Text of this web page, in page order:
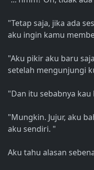
"Tetap saja, jika ada
aku ingin kamu
"Aku pikir aku baru
setelah mengunjungi
"Dan itu sebabnya
"Mungkin. Jujur, aku
aku sendiri. "
Aku tahu alasan